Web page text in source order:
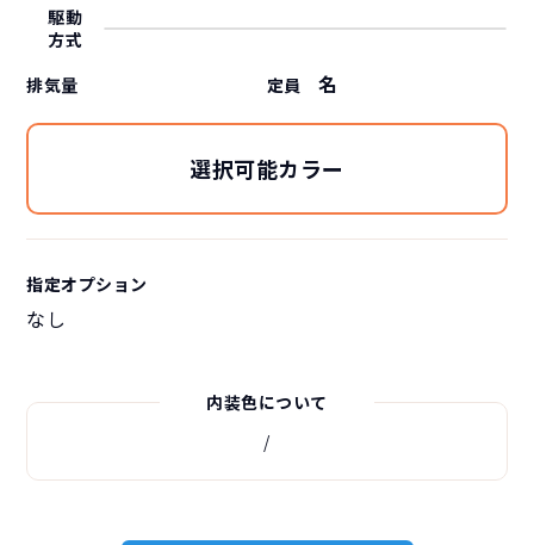
駆動
方式
排気量
定員 名
選択可能カラー
指定オプション
なし
内装色について
/